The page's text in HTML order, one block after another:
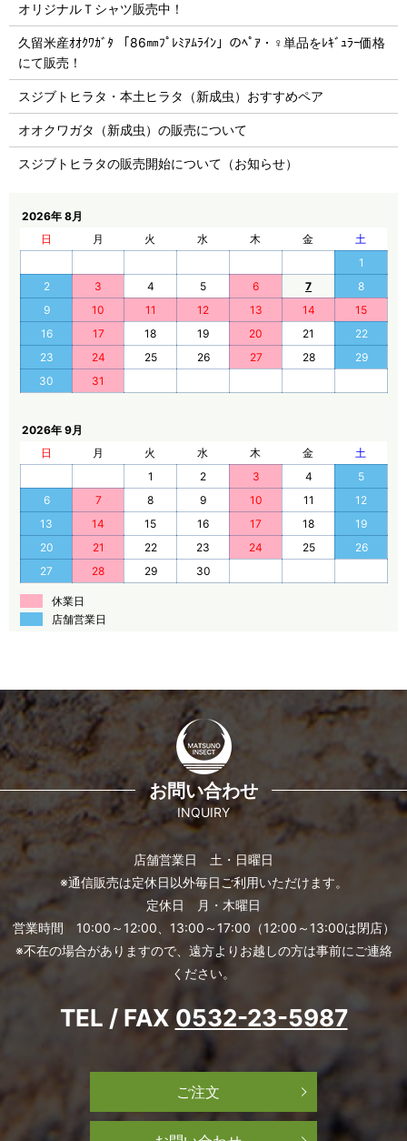
オリジナルＴシャツ販売中！
久留米産ｵｵｸﾜｶﾞﾀ 「86㎜ﾌﾟﾚﾐｱﾑﾗｲﾝ」のﾍﾟｱ・♀単品をﾚｷﾞｭﾗｰ価格
にて販売！
スジブトヒラタ・本土ヒラタ（新成虫）おすすめペア
オオクワガタ（新成虫）の販売について
スジブトヒラタの販売開始について（お知らせ）
2026年 8月
日
月 火 水 木 金
土
1
2
3 4 5 6 7
8
9
10 11 12 13 14
15
16
17 18 19 20 21
22
23
24 25 26 27 28
29
30
31
2026年 9月
日
月 火 水 木 金
土
1
2 3 4
5
6
7 8 9 10 11
12
13
14 15 16 17 18
19
20
21 22 23 24 25
26
27
28 29 30
休業日
店舗営業日
お問い合わせ
INQUIRY
店舗営業日 土・日曜日
※通信販売は定休日以外毎日ご利用いただけます。
定休日 月・木曜日
営業時間 10:00～12:00、13:00～17:00（12:00～13:00は閉店）
※不在の場合がありますので、遠方よりお越しの方は事前にご連絡
ください。
TEL / FAX 0532-23-5987
ご注文